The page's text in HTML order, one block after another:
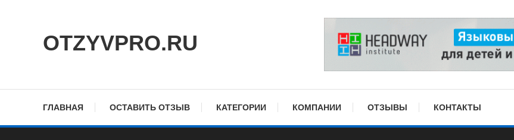
OTZYVPRO.RU
ГЛАВНАЯ ОСТАВИТЬ ОТЗЫВ КАТЕГОРИИ КОМПАНИИ ОТЗЫВЫ КОНТАКТЫ